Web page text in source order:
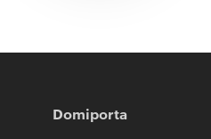
Domiporta